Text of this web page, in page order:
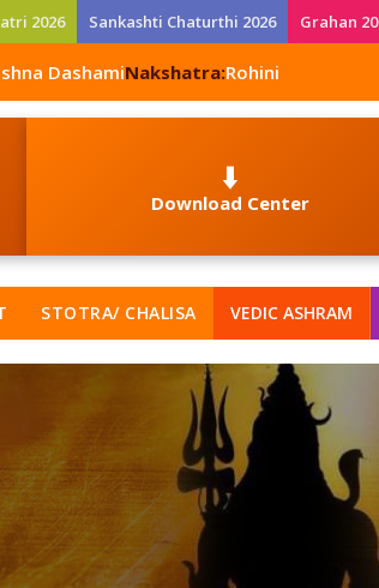
2026 Sankashti Chaturthi 2026 Grahan
DashamiNakshatra:Rohini
⬇️
Download Center
STOTRA/ CHALISA VEDIC ASHRAM